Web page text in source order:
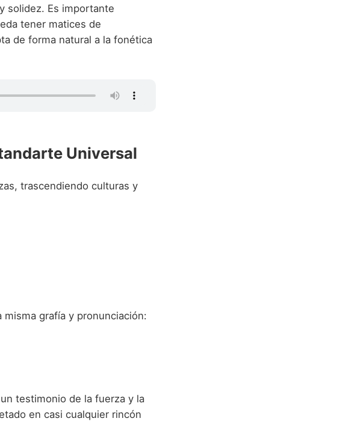
solidez. Es importante
tener matices de
Universal
trascendiendo culturas y
misma grafía y pronunciación:
testimonio de la fuerza y la
en casi cualquier rincón